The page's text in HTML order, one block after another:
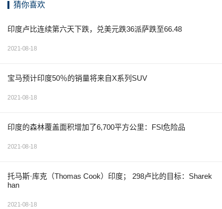
猜你喜欢
印度卢比连续第六天下跌，兑美元跌36派萨跌至66.48
2021-08-18
宝马预计印度50％的销量将来自X系列SUV
2021-08-18
印度的森林覆盖面积增加了6,700平方公里：FSI危险品
2021-08-18
托马斯·库克（Thomas Cook）印度； 298卢比的目标：Sharek
han
2021-08-18